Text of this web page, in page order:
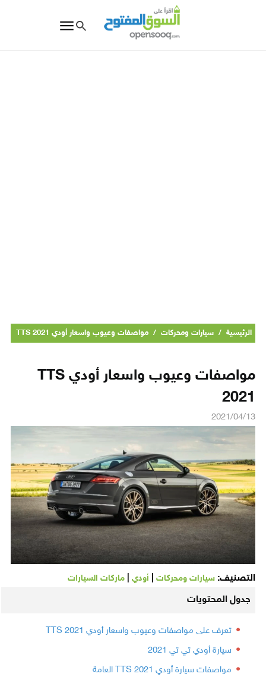
الرئيسية / سيارات ومحركات / مواصفات وعيوب واسعار أودي TTS 2021
مواصفات وعيوب واسعار أودي TTS
2021
2021/04/13
التصنيف: سيارات ومحركات| أودي| ماركات السيارات
جدول المحتويات
تعرف على مواصفات وعيوب واسعار أودي TTS 2021
سيارة أودي تي تي 2021
مواصفات سيارة أودي TTS 2021 العامة